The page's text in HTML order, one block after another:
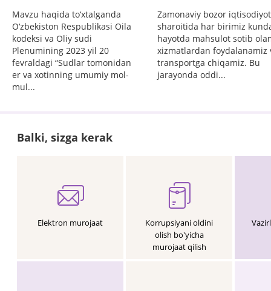
Mavzu haqida to‘xtalganda
O‘zbekiston Respublikasi Oila
kodeksi va Oliy sudi
Plenumining 2023 yil 20
fevraldagi “Sudlar tomonidan
er va xotinning umumiy mol-
mul...
Zamonaviy bozor
sharoitida har birimiz
hayotda mahsulot sotib
xizmatlardan foydalanamiz
transportga chiqamiz. Bu
jarayonda oddi...
Balki, sizga kerak
Elektron murojaat
Korrupsiyani oldini
olish bo'yicha
murojaat qilish